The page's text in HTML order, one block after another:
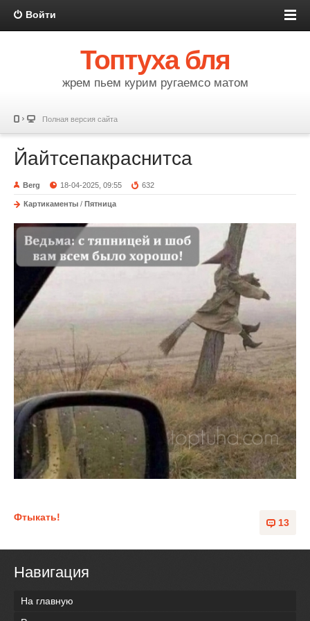
Войти
Топтуха бля
жрем пьем курим ругаемсо матом
Полная версия сайта
Йайтсепакраснитса
Berg 18-04-2025, 09:55 632
Картикаменты / Пятница
13
Фтыкать!
Навигация
На главную